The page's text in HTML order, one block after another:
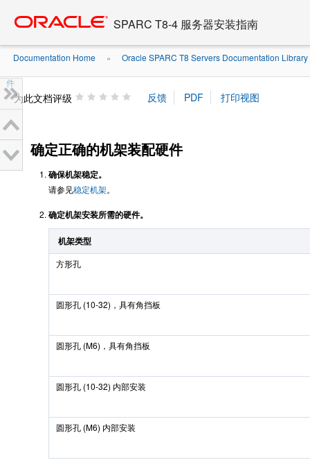
content
SPARC T8-4 服务器安装指南
Documentation Home » Oracle SPARC T8 Servers Documentation Library
件
为此文档评级
确定正确的机架装配硬件
确保机架稳定。
请参见稳定机架。
确定机架安装所需的硬件。
机架类型
方形孔
圆形孔 (10-32)，具有角挡板
圆形孔 (M6)，具有角挡板
圆形孔 (10-32) 内部安装
圆形孔 (M6) 内部安装